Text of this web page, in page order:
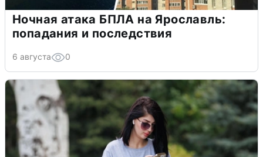
Ночная атака БПЛА на Ярославль:
попадания и последствия
6 августа 0